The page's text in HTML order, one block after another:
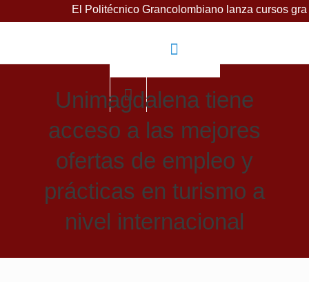
El Politécnico Grancolombiano lanza cursos gratuitos para
Unimagdalena tiene
acceso a las mejores
ofertas de empleo y
prácticas en turismo a
nivel internacional